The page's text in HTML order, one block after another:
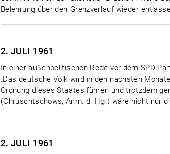
Belehrung über den Grenzverlauf wieder
2. JULI 1961
In einer außenpolitischen Rede vor dem SPD-
„Das deutsche Volk wird in den nächsten
Ordnung dieses Staates führen und trotzdem
(Chruschtschows, Anm. d. Hg.) wäre nicht nur
2. JULI 1961